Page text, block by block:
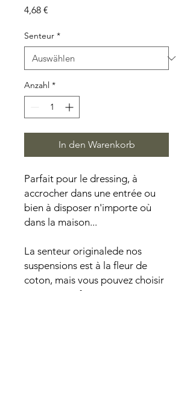
4,68 €
Senteur *
Anzahl *
In den Warenkorb
Parfait pour le dressing, à
accrocher dans une entrée ou
bien à disposer n'importe où
dans la maison...
La senteur originalede nos
suspensions est à la fleur de
coton, mais vous pouvez choisir
un autre parfum parmis nos